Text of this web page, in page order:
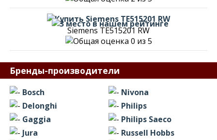
Siemens TE515201 RW
Бренды-производители
Bosch
Delonghi
Gaggia
Jura
Nivona
Philips
Philips Saeco
Russell Hobbs